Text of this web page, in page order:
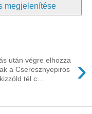
megjelenítése
›
után végre elhozza
a Cseresznyepiros
tél c...